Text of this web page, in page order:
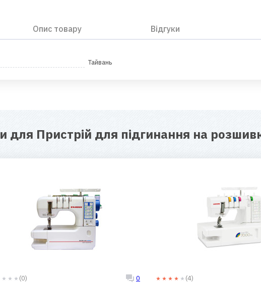
Опис товару Відгуки
Тайвань
для Пристрій для підгинання на
(0) 0 (4)